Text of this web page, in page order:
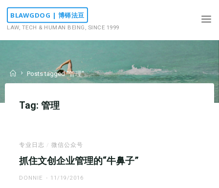
Skip
content
BLAWGDOG | 博铎法豆
LAW, TECH & HUMAN BEING, SINCE 1999
HomePosts tagged "管理"
Tag: 管理
专业日志 / 微信公众号
抓住文创企业管理的“牛鼻子”
DONNIE 11/19/2016